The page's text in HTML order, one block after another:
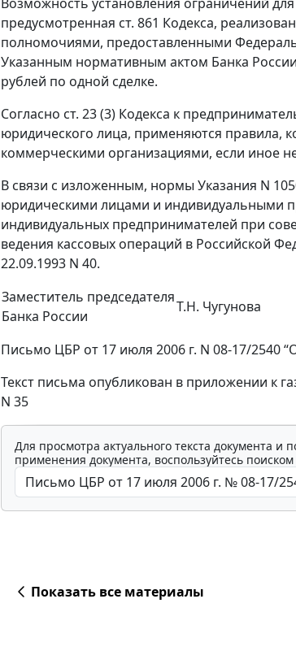
предусмотренная ст. 861 Кодекса,
полномочиями, предоставленными
Указанным нормативным актом Банка
рублей по одной сделке.
Согласно ст. 23 (3) Кодекса к
юридического лица, применяются правила,
коммерческими организациями, если иное
В связи с изложенным, нормы Указания N
юридическими лицами и индивидуальными
индивидуальных предпринимателей при
ведения кассовых операций в Российской
22.09.1993 N 40.
Заместитель председателя
Банка России
Т.Н. Чугунова
Письмо ЦБР от 17 июля 2006 г. N 08-17/2540
Текст письма опубликован в приложении к
N 35
Для просмотра актуального текста документа
применения документа, воспользуйтесь
Показать все материалы